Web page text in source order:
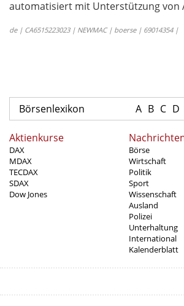
automatisiert mit Unterstützung von
de | CA6515223023 | NEWMAC | boerse | 69014354 |
Börsenlexikon A B C D
Aktienkurse
DAX
MDAX
TECDAX
SDAX
Dow Jones
Börse
Wirtschaft
Politik
Sport
Wissenschaft
Ausland
Polizei
Unterhaltung
International
Kalenderblatt